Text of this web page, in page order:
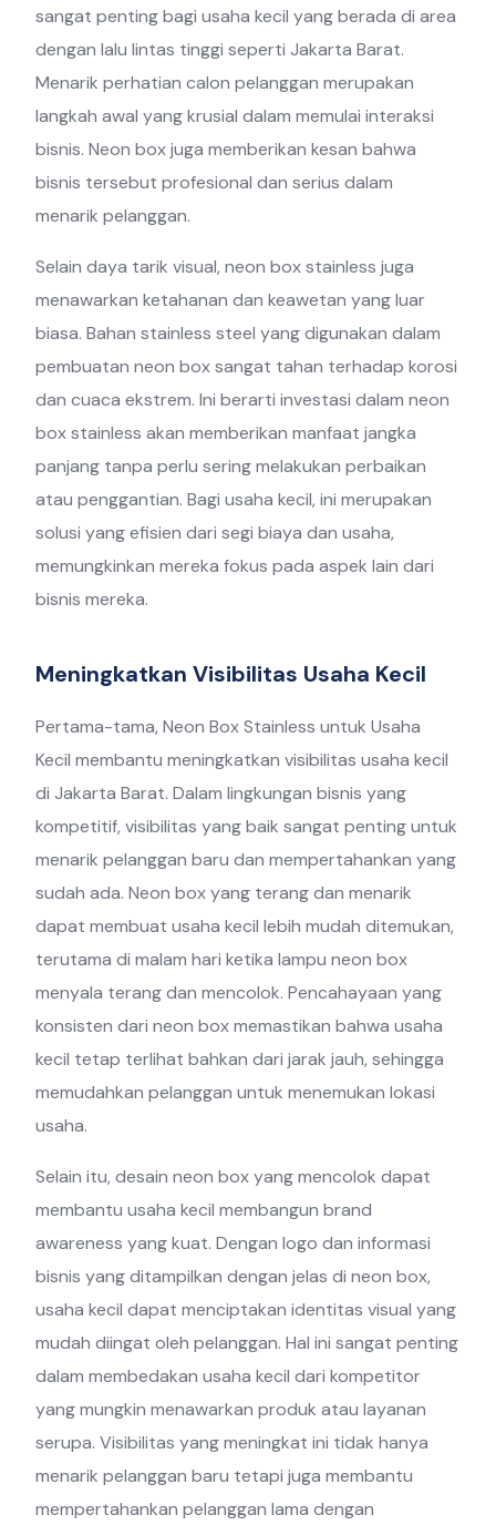
sangat penting bagi usaha kecil yang berada di area
dengan lalu lintas tinggi seperti Jakarta Barat.
Menarik perhatian calon pelanggan merupakan
langkah awal yang krusial dalam memulai interaksi
bisnis. Neon box juga memberikan kesan bahwa
bisnis tersebut profesional dan serius dalam
menarik pelanggan.
Selain daya tarik visual, neon box stainless juga
menawarkan ketahanan dan keawetan yang luar
biasa. Bahan stainless steel yang digunakan dalam
pembuatan neon box sangat tahan terhadap korosi
dan cuaca ekstrem. Ini berarti investasi dalam neon
box stainless akan memberikan manfaat jangka
panjang tanpa perlu sering melakukan perbaikan
atau penggantian. Bagi usaha kecil, ini merupakan
solusi yang efisien dari segi biaya dan usaha,
memungkinkan mereka fokus pada aspek lain dari
bisnis mereka.
Meningkatkan Visibilitas Usaha Kecil
Pertama-tama, Neon Box Stainless untuk Usaha
Kecil membantu meningkatkan visibilitas usaha kecil
di Jakarta Barat. Dalam lingkungan bisnis yang
kompetitif, visibilitas yang baik sangat penting untuk
menarik pelanggan baru dan mempertahankan yang
sudah ada. Neon box yang terang dan menarik
dapat membuat usaha kecil lebih mudah ditemukan,
terutama di malam hari ketika lampu neon box
menyala terang dan mencolok. Pencahayaan yang
konsisten dari neon box memastikan bahwa usaha
kecil tetap terlihat bahkan dari jarak jauh, sehingga
memudahkan pelanggan untuk menemukan lokasi
usaha.
Selain itu, desain neon box yang mencolok dapat
membantu usaha kecil membangun brand
awareness yang kuat. Dengan logo dan informasi
bisnis yang ditampilkan dengan jelas di neon box,
usaha kecil dapat menciptakan identitas visual yang
mudah diingat oleh pelanggan. Hal ini sangat penting
dalam membedakan usaha kecil dari kompetitor
yang mungkin menawarkan produk atau layanan
serupa. Visibilitas yang meningkat ini tidak hanya
menarik pelanggan baru tetapi juga membantu
mempertahankan pelanggan lama dengan